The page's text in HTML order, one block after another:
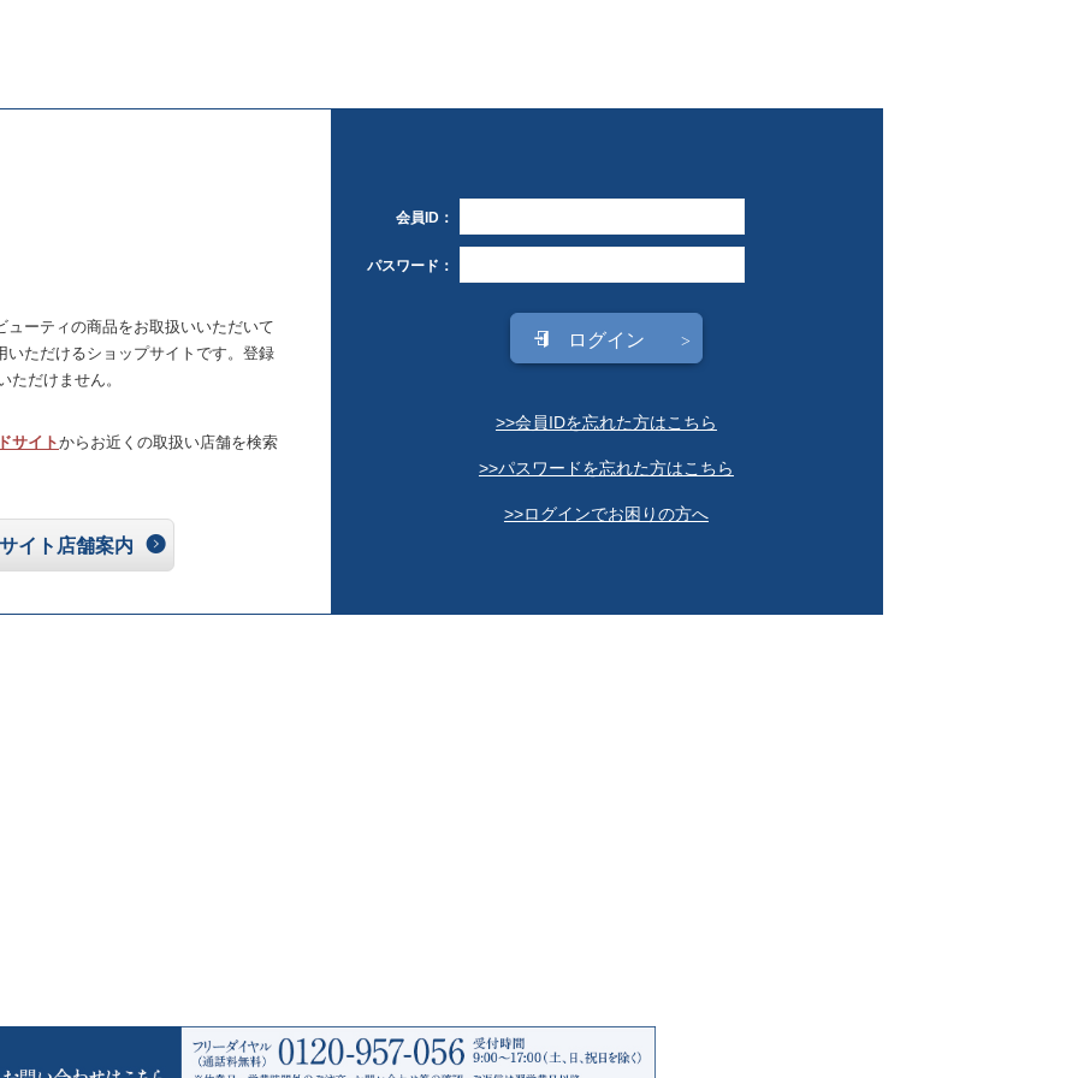
ューティの商品をお取扱いいただいて
いただけるショップサイトです。登録
ただけません。
サイトからお近くの取扱い店舗を検索
イト店舗案内
会員ID：
パスワード：
>>会員IDを忘れた方はこちら
>>パスワードを忘れた方はこちら
>>ログインでお困りの方へ